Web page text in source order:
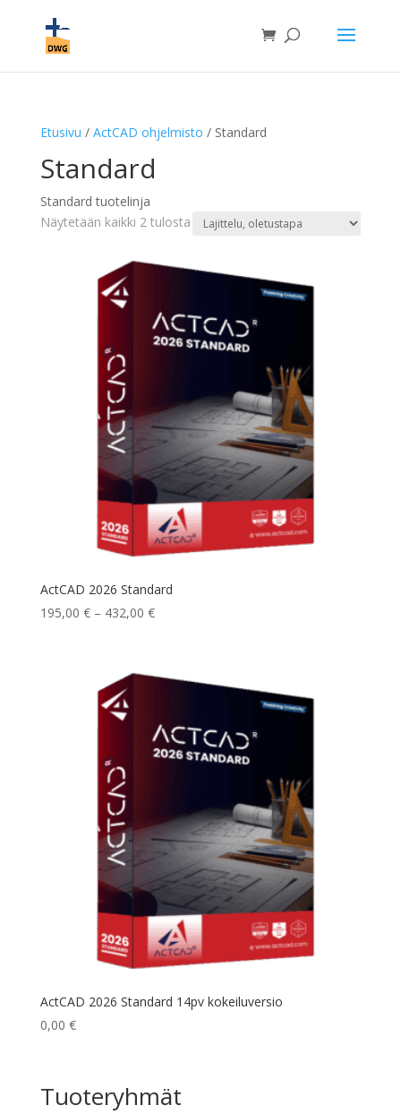
Etusivu / ActCAD ohjelmisto / Standard
Standard
Standard tuotelinja
Näytetään kaikki 2 tulosta
ActCAD 2026 Standard
195,00 € – 432,00 €Hintaluokka:
432,00 €
ActCAD 2026 Standard 14pv kokeiluversio
0,00 €
Tuoteryhmät